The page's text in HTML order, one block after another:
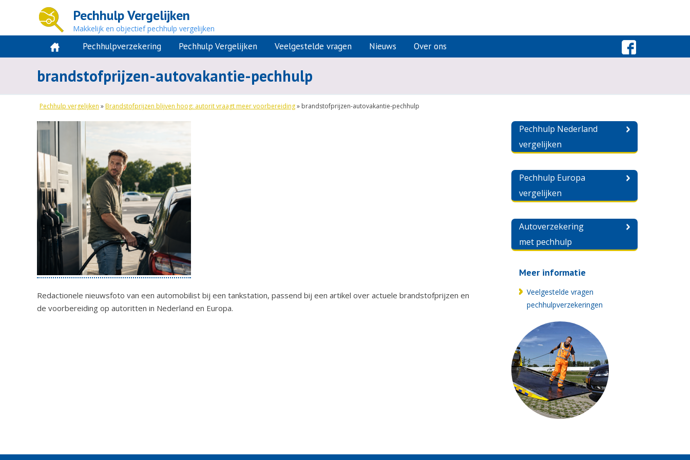
Pechhulp Vergelijken
Makkelijk en objectief pechhulp vergelijken
Pechhulpverzekering Pechhulp Vergelijken Veelgestelde vragen Nieuws Over ons
brandstofprijzen-autovakantie-pechhulp
Pechhulp vergelijken »Brandstofprijzen blijven hoog: autorit vraagt meer voorbereiding» brandstofprijzen-autovakantie-pechhulp
Redactionele nieuwsfoto van een automobilist bij een tankstation, passend bij een artikel over actuele brandstofprijzen en
de voorbereiding op autoritten in Nederland en Europa.
Pechhulp Nederland
vergelijken
Pechhulp Europa
vergelijken
Autoverzekering
met pechhulp
Meer informatie
Veelgestelde vragen
pechhulpverzekeringen